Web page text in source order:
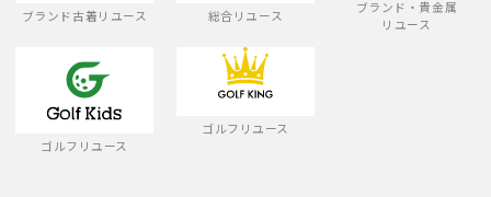
ブランド古着リユース 総合リユース
ブランド・貴金属
リユース
ゴルフリユース
ゴルフリユース